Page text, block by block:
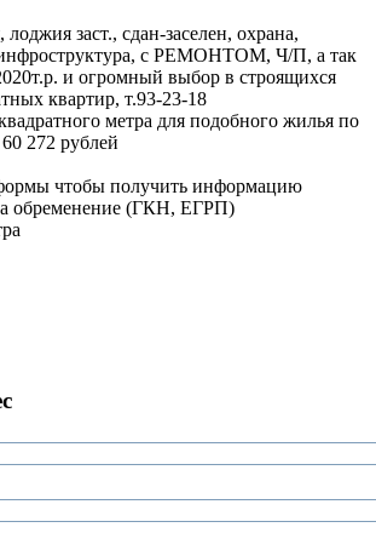
заст., сдан-заселен, охрана,
инфроструктура, с РЕМОНТОМ, Ч/П, а так
и огромный выбор в строящихся
квартир, т.93-23-18
метра для подобного жилья по
272 рублей
чтобы получить информацию
обременение (ГКН, ЕГРП)